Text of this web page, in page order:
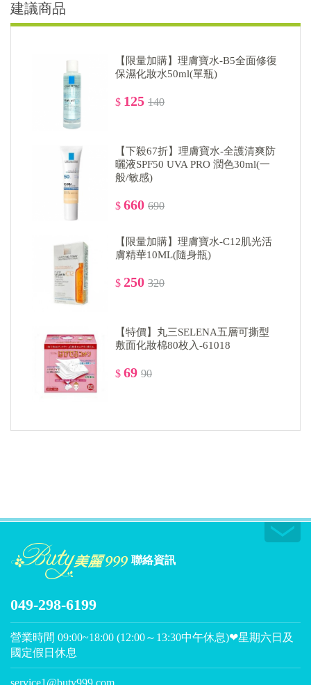
建議商品
【限量加購】理膚寶水-B5全面修復
保濕化妝水50ml(單瓶)
$ 125 140
【下殺67折】理膚寶水-全護清爽防
曬液SPF50 UVA PRO 潤色30ml(一
般/敏感)
$ 660 690
【限量加購】理膚寶水-C12肌光活
膚精華10ML(隨身瓶)
$ 250 320
【特價】丸三SELENA五層可撕型
敷面化妝棉80枚入-61018
$ 69 90
聯絡資訊
049-298-6199
營業時間 09:00~18:00 (12:00～13:30中午休息)❤星期六日及
國定假日休息
service1@buty999.com